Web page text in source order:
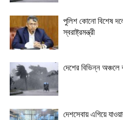
পুলিশ কোনো বিশেষ
স্বরাষ্ট্রমন্ত্রী
দেশের বিভিন্ন
দেশসেবায় এগিয়ে